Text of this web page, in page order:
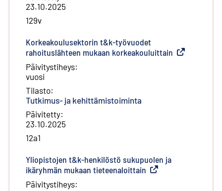
23.10.2025
129v
Korkeakoulusektorin t&k-työvuodet
rahoituslähteen mukaan korkeakouluittain Ulkoinen
Päivitystiheys:
vuosi
Tilasto:
Tutkimus- ja kehittämistoiminta
Päivitetty:
23.10.2025
12a1
Yliopistojen t&k-henkilöstö sukupuolen ja
ikäryhmän mukaan tieteenaloittain Ulkoinen linkki
Päivitystiheys: